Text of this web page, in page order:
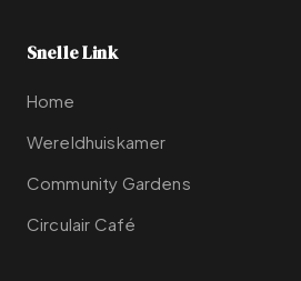
Snelle Link
Home
Wereldhuiskamer
Community Gardens
Circulair Café